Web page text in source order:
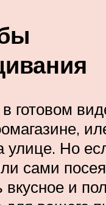
готовом
улице. Но
сами
вкусное и